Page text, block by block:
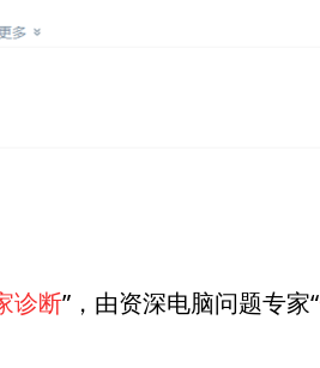
诊断”，由资深电脑问题专家“